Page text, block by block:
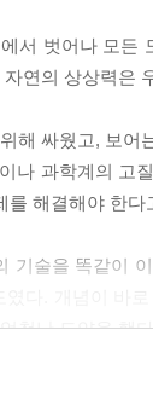
서 벗어나 모든
연의 상상력은
해 싸웠고, 보
나 과학계의 고
를 해결해야 한
기술을 똑같이
청난 도약을 했